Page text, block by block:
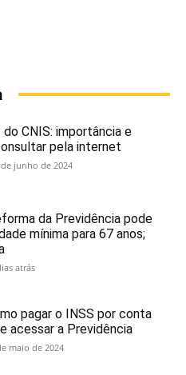
CNIS: importância e
pela internet
de junho de 2024
da Previdência pode
mínima para 67 anos;
atrás
pagar o INSS por conta
acessar a Previdência
maio de 2024